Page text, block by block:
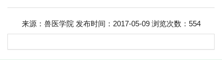
来源：兽医学院 发布时间：2017-05-09 浏览次数： 554